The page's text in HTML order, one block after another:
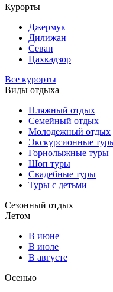
Курорты
Джермук
Дилижан
Севан
Цахкадзор
Все курорты
Виды отдыха
Пляжный отдых
Семейный отдых
Молодежный отдых
Экскурсионные
Горнолыжные туры
Шоп туры
Свадебные туры
Туры с детьми
Сезонный отдых
Летом
В июне
В июле
В августе
Осенью